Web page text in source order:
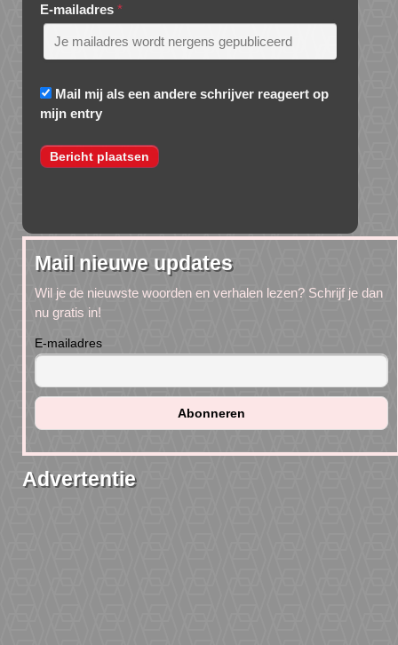
E-mailadres *
Mail mij als een andere schrijver reageert op
mijn entry
Mail nieuwe updates
Wil je de nieuwste woorden en verhalen lezen? Schrijf je dan
nu gratis in!
E-mailadres
Advertentie